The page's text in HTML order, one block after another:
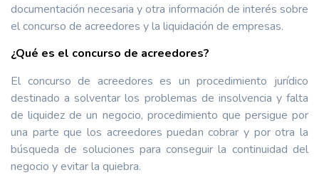
documentación necesaria y otra información de interés sobre
el concurso de acreedores y la liquidación de empresas.
¿Qué es el concurso de acreedores?
El concurso de acreedores es un procedimiento jurídico
destinado a solventar los problemas de insolvencia y falta
de liquidez de un negocio, procedimiento que persigue por
una parte que los acreedores puedan cobrar y por otra la
búsqueda de soluciones para conseguir la continuidad del
negocio y evitar la quiebra.